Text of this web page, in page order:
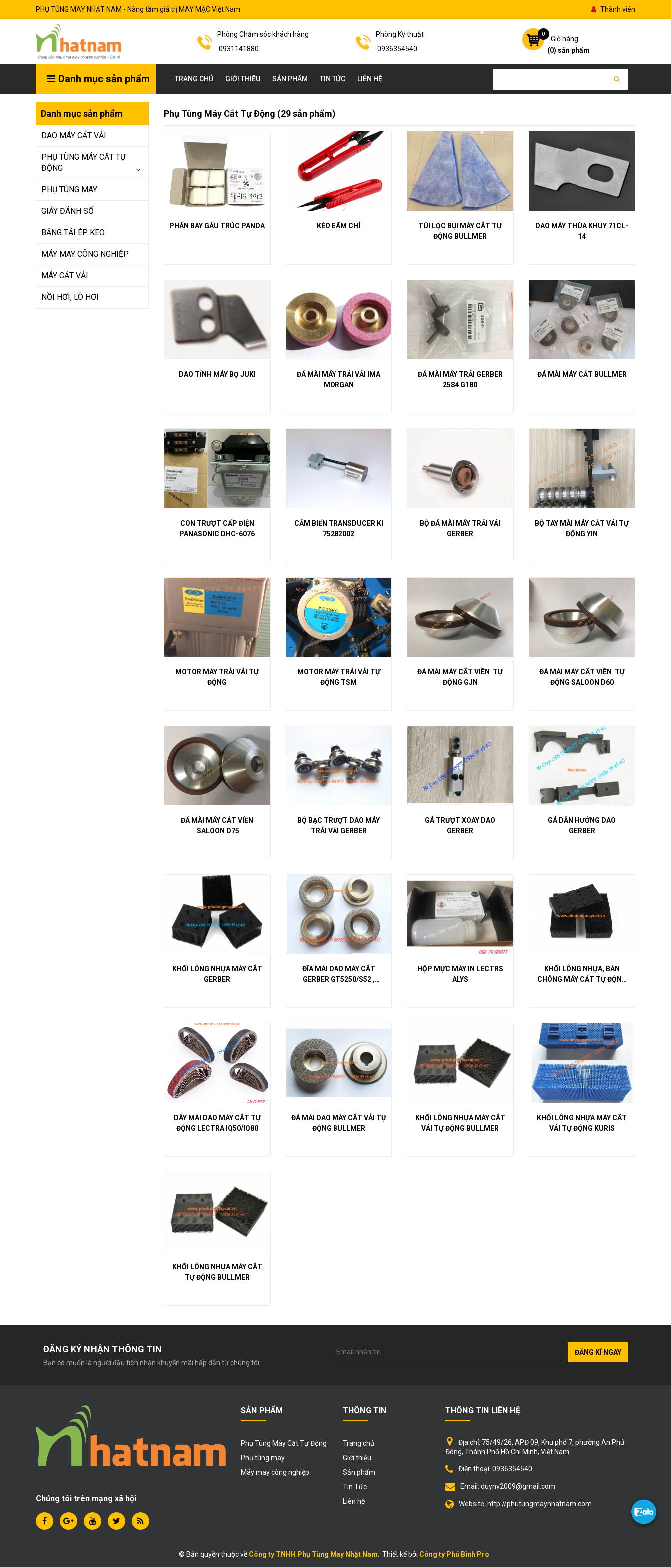
PHỤ TÙNG MAY NHẬT NAM - Nâng tầm giá trị MAY MẶC Việt Nam Thành viên
Phòng Chăm sóc khách hàng
0931141880
Phòng Kỹ thuật
0936354540
0
Giỏ hàng
(0) sản phẩm
Danh mục sản phẩm TRANG CHỦ GIỚI THIỆU SẢN PHẨM TIN TỨC LIÊN HỆ
Phụ Tùng Máy Cắt Tự Động (29 sản phẩm)
PHẤN BAY GẤU TRÚC PANDA KÉO BẤM CHỈ
TÚI LỌC BỤI MÁY CẮT TỰ
ĐỘNG BULLMER
DAO MÁY THÙA KHUY 71CL-
14
DAO TĨNH MÁY BỌ JUKI
ĐÁ MÀI MÁY TRẢI VẢI IMA
MORGAN
ĐÁ MÀI MÁY TRẢI GERBER
2584 G180
ĐÁ MÀI MÁY CẮT BULLMER
CON TRƯỢT CẤP ĐIỆN
PANASONIC DHC-6076
CẢM BIẾN TRANSDUCER KI
75282002
BỘ ĐÁ MÀI MÁY TRẢI VẢI
GERBER
BỘ TAY MÀI MÁY CẮT VẢI TỰ
ĐỘNG YIN
MOTOR MÁY TRẢI VẢI TỰ
ĐỘNG
MOTOR MÁY TRẢI VẢI TỰ
ĐỘNG TSM
ĐÁ MÀI MÁY CẮT VIỀN TỰ
ĐỘNG GJN
ĐÁ MÀI MÁY CẮT VIỀN TỰ
ĐỘNG SALOON D60
ĐÁ MÀI MÁY CẮT VIỀN
SALOON D75
BỘ BẠC TRƯỢT DAO MÁY
TRẢI VẢI GERBER
GÁ TRƯỢT XOAY DAO
GERBER
GÁ DẪN HƯỚNG DAO
GERBER
KHỐI LÔNG NHỰA MÁY CẮT
GERBER
ĐĨA MÀI DAO MÁY CẮT
GERBER GT5250/S52 ,
HỘP MỰC MÁY IN LECTRS
ALYS
KHỐI LÔNG NHỰA, BÀN
CHÔNG MÁY CẮT TỰ ĐỘNG
DÂY MÀI DAO MÁY CẮT TỰ
ĐỘNG LECTRA IQ50/IQ80
ĐÁ MÀI DAO MÁY CẮT VẢI TỰ
ĐỘNG BULLMER
KHỐI LÔNG NHỰA MÁY CẮT
VẢI TỰ ĐỘNG BULLMER
KHỐI LÔNG NHỰA MÁY CẮT
VẢI TỰ ĐỘNG KURIS
KHỐI LÔNG NHỰA MÁY CẮT
TỰ ĐỘNG BULLMER
Danh mục sản phẩm
DAO MÁY CẮT VẢI
PHỤ TÙNG MÁY CẮT TỰ
ĐỘNG
PHỤ TÙNG MAY
GIÁY ĐÁNH SỐ
BĂNG TẢI ÉP KEO
MÁY MAY CÔNG NGHIỆP
MÁY CẮT VẢI
NỒI HƠI, LÒ HƠI
ĐĂNG KÝ NHẬN THÔNG TIN
Bạn có muốn là người đầu tiên nhận khuyến mãi hấp dẫn từ chúng tôi
ĐĂNG KÍ NGAY
Chúng tôi trên mạng xã hội
SẢN PHẨM
Phụ Tùng Máy Cắt Tự Động
Phụ tùng may
Máy may công nghiệp
THÔNG TIN
Trang chủ
Giới thiệu
Sản phẩm
Tin Tức
Liên hệ
THÔNG TIN LIÊN HỆ
Địa chỉ: 75/49/26, APĐ 09, Khu phố 7, phường An Phú
Đông, Thành Phố Hồ Chí Minh, Việt Nam
Điện thoại: 0936354540
Email: duynv2009@gmail.com
Website: http://phutungmaynhatnam.com
© Bản quyền thuộc về Công ty TNHH Phụ Tùng May Nhật Nam Thiết kế bởi Công ty Phú Bình Pro